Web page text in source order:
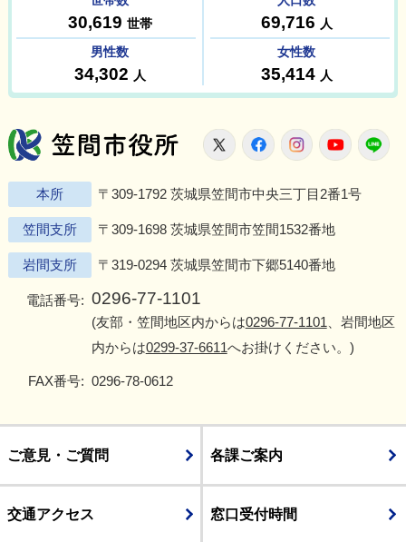
笠間市役所
X FacebookInstagram
本所 〒309-1792 茨城県笠間市中央三丁目2番1号
笠間支所 〒309-1698 茨城県笠間市笠間1532番地
岩間支所 〒319-0294 茨城県笠間市下郷5140番地
電話番号: 0296-77-1101
(友部・笠間地区内からは0296-77-1101 、岩間地区
内からは0299-37-6611へお掛けください。)
FAX番号: 0296-78-0612
ご意見・ご質問 各課ご案内
交通アクセス 窓口受付時間